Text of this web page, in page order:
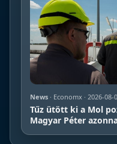
News · Economx · 2026-08-
Tűz ütött ki a Mol
Magyar Péter